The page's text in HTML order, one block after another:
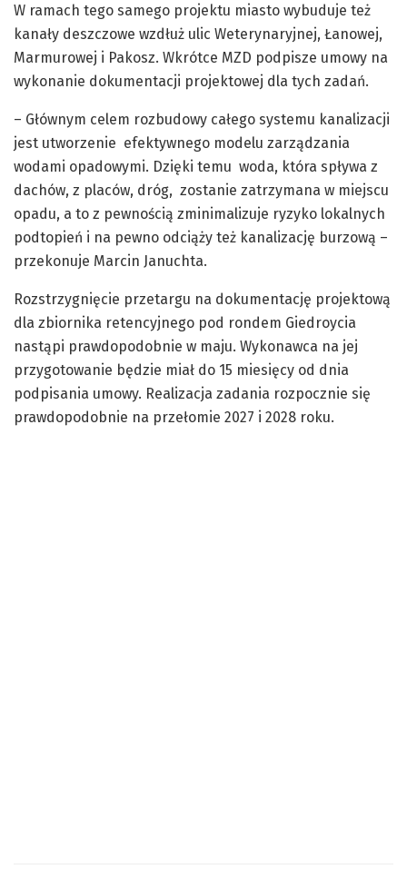
W ramach tego samego projektu miasto wybuduje też
kanały deszczowe wzdłuż ulic Weterynaryjnej, Łanowej,
Marmurowej i Pakosz. Wkrótce MZD podpisze umowy na
wykonanie dokumentacji projektowej dla tych zadań.
– Głównym celem rozbudowy całego systemu kanalizacji
jest utworzenie efektywnego modelu zarządzania
wodami opadowymi. Dzięki temu woda, która spływa z
dachów, z placów, dróg, zostanie zatrzymana w miejscu
opadu, a to z pewnością zminimalizuje ryzyko lokalnych
podtopień i na pewno odciąży też kanalizację burzową –
przekonuje Marcin Januchta.
Rozstrzygnięcie przetargu na dokumentację projektową
dla zbiornika retencyjnego pod rondem Giedroycia
nastąpi prawdopodobnie w maju. Wykonawca na jej
przygotowanie będzie miał do 15 miesięcy od dnia
podpisania umowy. Realizacja zadania rozpocznie się
prawdopodobnie na przełomie 2027 i 2028 roku.